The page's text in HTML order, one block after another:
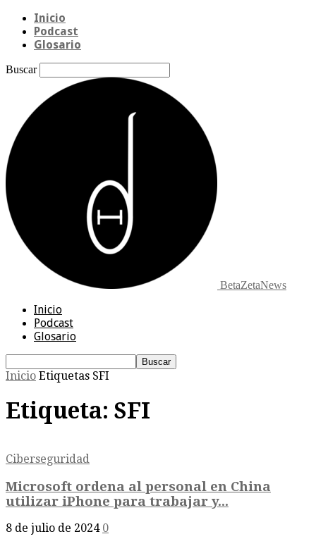
Inicio
Podcast
Glosario
Buscar
BetaZetaNews
Inicio
Podcast
Glosario
Inicio Etiquetas SFI
Etiqueta: SFI
Ciberseguridad
Microsoft ordena al personal en China
utilizar iPhone para trabajar y...
8 de julio de 2024 0